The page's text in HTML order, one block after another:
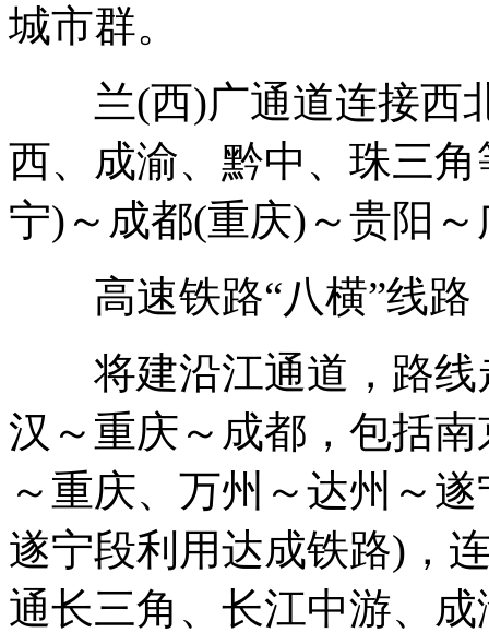
城市群。
兰(西)广通道连接西
西、成渝、黔中、珠三
宁)～成都(重庆)～贵阳
高速铁路“八横”线路
将建沿江通道，路线
汉～重庆～成都，包括
～重庆、万州～达州～
遂宁段利用达成铁路)，
通长三角、长江中游、